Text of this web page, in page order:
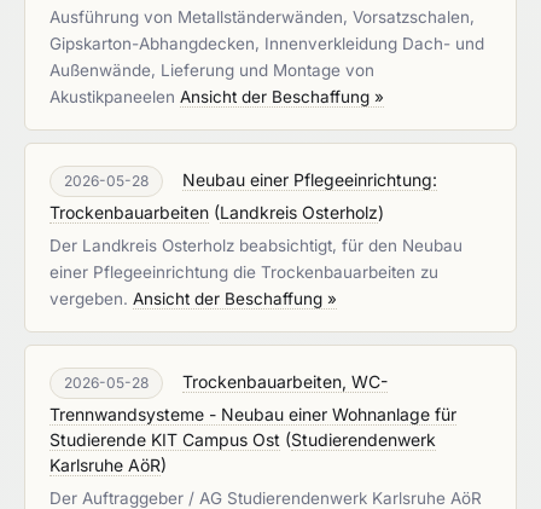
Ausführung von Metallständerwänden, Vorsatzschalen,
Gipskarton-Abhangdecken, Innenverkleidung Dach- und
Außenwände, Lieferung und Montage von
Akustikpaneelen Ansicht der Beschaffung »
2026-05-28
Neubau einer Pflegeeinrichtung:
Trockenbauarbeiten (Landkreis Osterholz)
Der Landkreis Osterholz beabsichtigt, für den Neubau
einer Pflegeeinrichtung die Trockenbauarbeiten zu
vergeben. Ansicht der Beschaffung »
2026-05-28
Trockenbauarbeiten, WC-
Trennwandsysteme - Neubau einer Wohnanlage für
Studierende KIT Campus Ost (Studierendenwerk
Karlsruhe AöR)
Der Auftraggeber / AG Studierendenwerk Karlsruhe AöR